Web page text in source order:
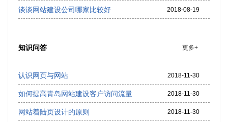
谈谈网站建设公司哪家比较好 2018-08-19
知识问答 更多+
认识网页与网站 2018-11-30
如何提高青岛网站建设客户访问流量 2018-11-30
网站着陆页设计的原则 2018-11-30